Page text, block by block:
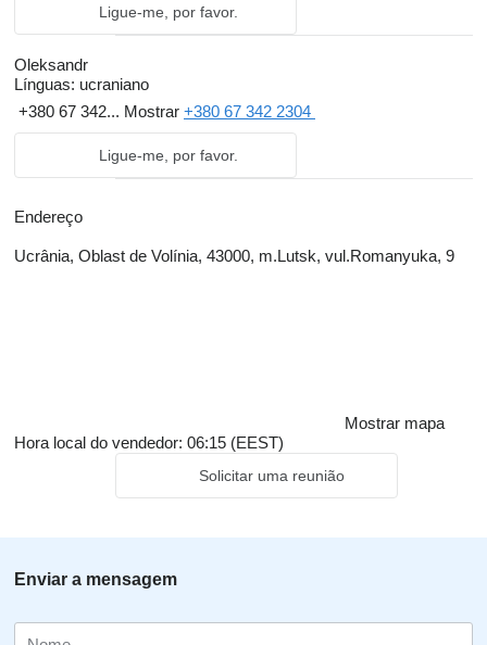
Ligue-me, por favor.
Oleksandr
Línguas: ucraniano
+380 67 342... Mostrar +380 67 342 2304
Ligue-me, por favor.
Endereço
Ucrânia, Oblast de Volínia, 43000, m.Lutsk, vul.Romanyuka, 9
Mostrar mapa
Hora local do vendedor: 06:15 (EEST)
Solicitar uma reunião
Enviar a mensagem